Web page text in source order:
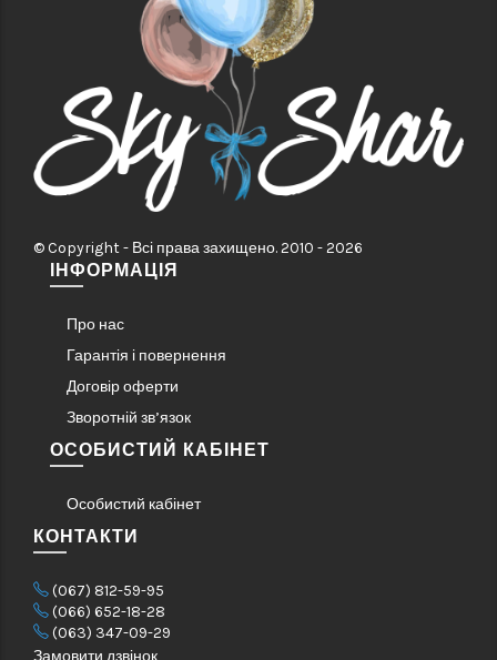
© Copyright - Всі права захищено. 2010 - 2026
ІНФОРМАЦІЯ
Про нас
Гарантія і повернення
Договір оферти
Зворотній зв’язок
ОСОБИСТИЙ КАБІНЕТ
Особистий кабінет
КОНТАКТИ
(067) 812-59-95
(066) 652-18-28
(063) 347-09-29
Замовити дзвінок